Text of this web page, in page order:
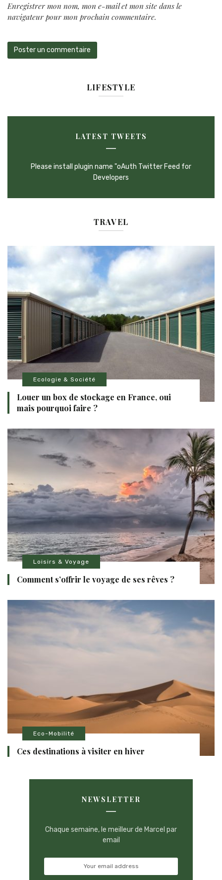
Enregistrer mon nom, mon e-mail et mon site dans le
navigateur pour mon prochain commentaire.
LIFESTYLE
LATEST TWEETS
Please install plugin name "oAuth Twitter Feed for
Developers
TRAVEL
Ecologie & Société
Louer un box de stockage en France, oui
mais pourquoi faire ?
Loisirs & Voyage
Comment s’offrir le voyage de ses rêves ?
Eco-Mobilité
Ces destinations à visiter en hiver
NEWSLETTER
Chaque semaine, le meilleur de Marcel par
email